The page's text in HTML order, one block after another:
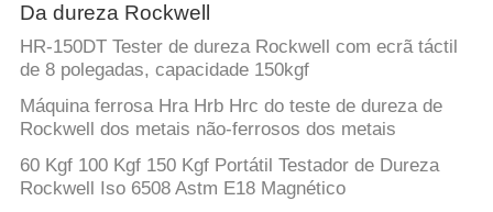
Da dureza Rockwell
HR-150DT Tester de dureza Rockwell com ecrã táctil
de 8 polegadas, capacidade 150kgf
Máquina ferrosa Hra Hrb Hrc do teste de dureza de
Rockwell dos metais não-ferrosos dos metais
60 Kgf 100 Kgf 150 Kgf Portátil Testador de Dureza
Rockwell Iso 6508 Astm E18 Magnético